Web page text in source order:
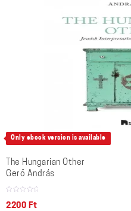
Only ebook version is available
The Hungarian Other
Gerő András
2200 Ft